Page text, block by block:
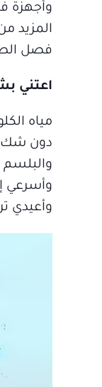
وأجهزة
المزيد
فصل
اعتني
مياه
دون شك،
والبلسم
وأسرعي
وأعيدي